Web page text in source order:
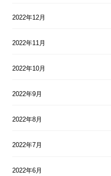
2022年12月
2022年11月
2022年10月
2022年9月
2022年8月
2022年7月
2022年6月